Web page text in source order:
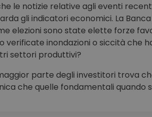
le notizie relative agli eventi
gli indicatori economici. La
elezioni sono state elette forze
verificate inondazioni o siccità che
settori produttivi?
parte degli investitori trova
che quelle fondamentali quando